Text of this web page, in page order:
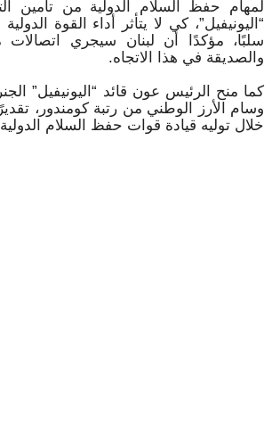
لمهام حفظ السلام الدولية من تأمين
“اليونيفيل”، كي لا يتأثر أداء القوة
سلبًا، مؤكدًا أن لبنان سيجري اتصالات
والصديقة في هذا الاتجاه.
وسام الأرز الوطني من رتبة كومندور،
خلال توليه قيادة قوات حفظ السلام